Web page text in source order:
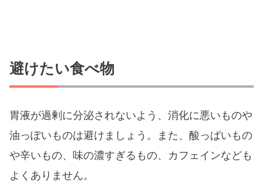
避けたい食べ物
胃液が過剰に分泌されないよう、消化に悪いものや
油っぽいものは避けましょう。また、酸っぱいもの
や辛いもの、味の濃すぎるもの、カフェインなども
よくありません。